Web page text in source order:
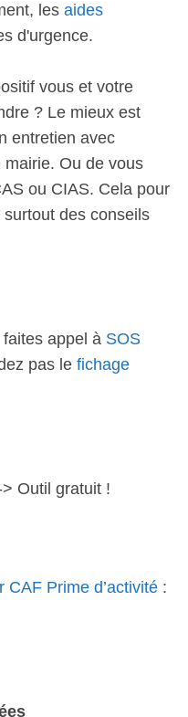
les aides
d'urgence.
vous et votre
? Le mieux est
entretien avec
mairie. Ou de vous
ou CIAS. Cela pour
des conseils
appel à SOS
pas le fichage
Outil gratuit !
Prime d’activité :